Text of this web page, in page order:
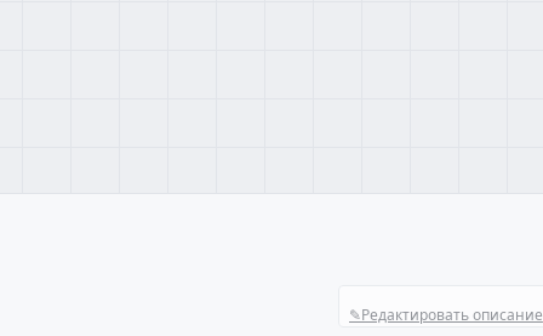
✎Редактировать описание